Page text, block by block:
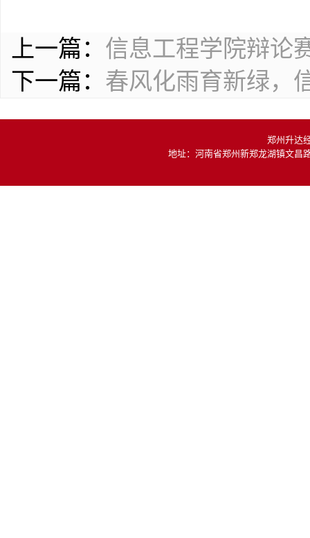
上一篇： 信息工程学院辩论
下一篇： 春风化雨育新绿，
郑州升达
地址：河南省郑州新郑龙湖镇文昌